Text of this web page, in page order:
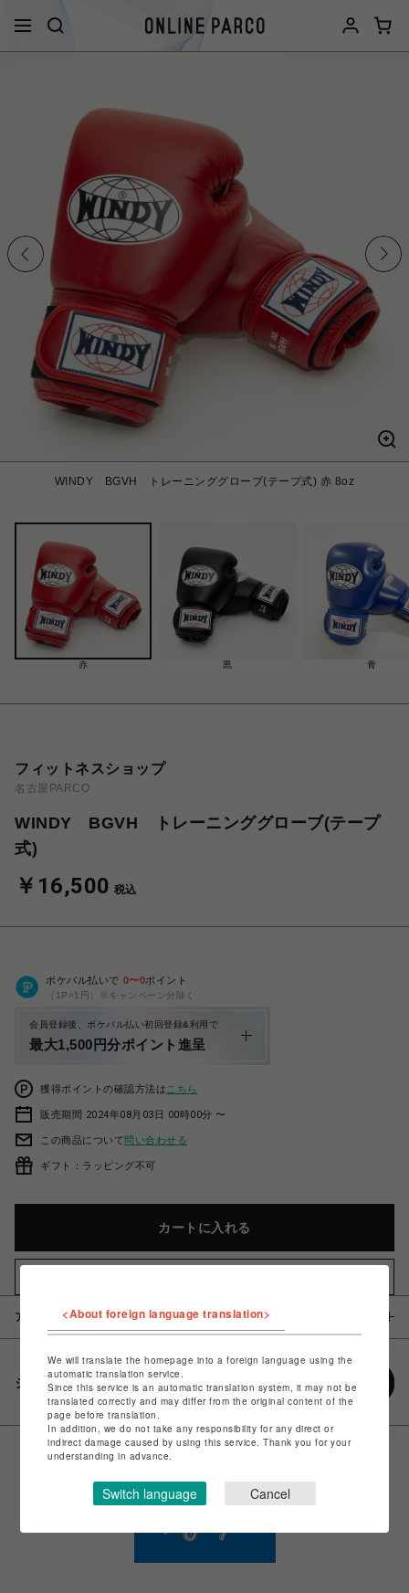
WINDY BGVH トレーニンググローブ(テープ式) 赤 8oz
赤 黒 青
フィットネスショップ
名古屋PARCO
WINDY BGVH トレーニンググローブ(テープ
式)
￥16,500 税込
ポケパル払いで 0〜0ポイント
（1P=1円）※キャンペーン分除く
会員登録後、ポケパル払い初回登録&利用で
最大1,500円分ポイント進呈
獲得ポイントの確認方法は こちら
販売期間 2024年08月03日 00時00分 〜
この商品について問い合わせる
ギフト：ラッピング不可
カートに入れる
アイテム説明 / 素材
シェアする
<About foreign language translation>
We will translate the homepage into a foreign language using the
automatic translation service.
Since this service is an automatic translation system, it may not be
translated correctly and may differ from the original content of the
page before translation.
In addition, we do not take any responsibility for any direct or
indirect damage caused by using this service. Thank you for your
understanding in advance.
Switch language Cancel